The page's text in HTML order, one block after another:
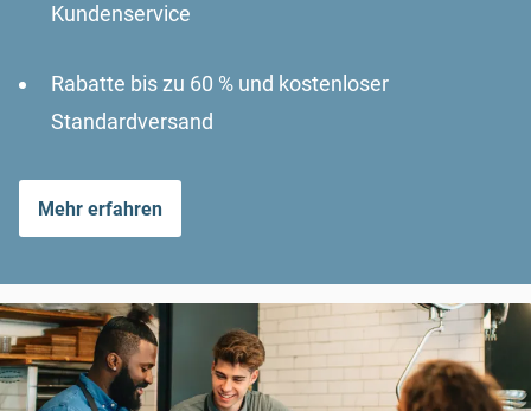
Kundenservice
Rabatte bis zu 60 % und kostenloser
Standardversand
Mehr erfahren